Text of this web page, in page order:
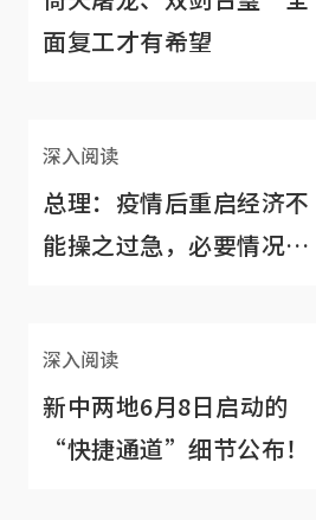
面复工才有希望
深入阅读
总理：疫情后重启经济不
能操之过急，必要情况下
深入阅读
新中两地6月8日启动的
“快捷通道”细节公布！